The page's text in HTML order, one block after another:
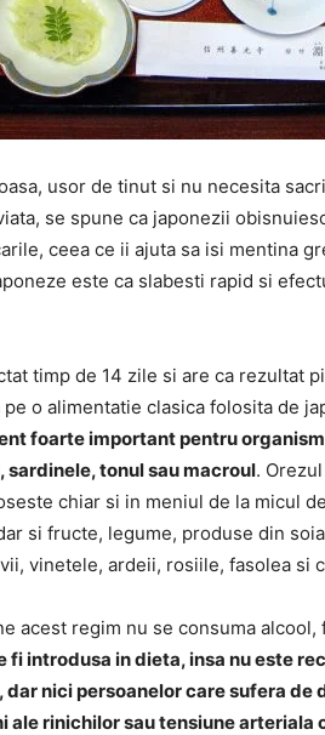
usor de tinut si nu necesita
se spune ca japonezii
ceea ce ii ajuta sa isi mentina
este ca slabesti rapid si
timp de 14 zile si are ca rezultat
o alimentatie clasica folosita de
foarte important pentru
sardinele, tonul sau macroul.
chiar si in meniul de la micul
si fructe, legume, produse din
vinetele, ardeii, rosiile, fasolea si
acest regim nu se consuma alcool,
fi introdusa in dieta, insa nu este
nici persoanelor care sufera
rinichilor sau tensiune arteriala